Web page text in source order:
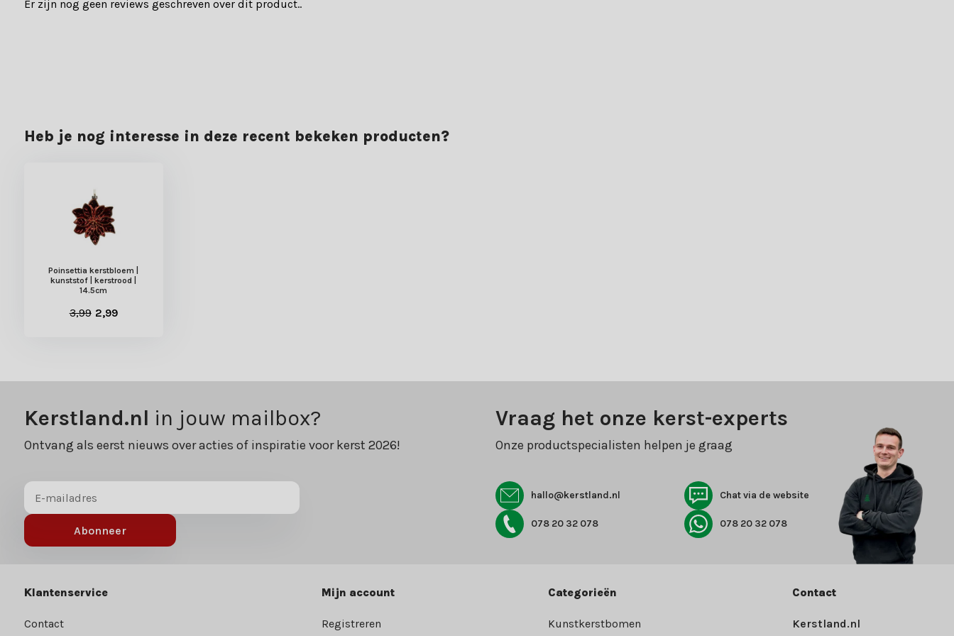
Er zijn nog geen reviews geschreven over dit product..
Heb je nog interesse in deze recent bekeken producten?
Poinsettia kerstbloem |
kunststof | kerstrood |
14.5cm
3,99 2,99
Kerstland.nl in jouw mailbox?
Ontvang als eerst nieuws over acties of inspiratie voor kerst 2026!
Abonneer
Vraag het onze kerst-experts
Onze productspecialisten helpen je graag
hallo@kerstland.nl Chat via de website
078 20 32 078 078 20 32 078
Klantenservice
Contact
Mijn account
Registreren
Categorieën
Kunstkerstbomen
Contact
Kerstland.nl